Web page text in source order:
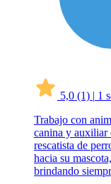
5,0 (1) | 1
Trabajo con
canina y auxiliar
rescatista de
hacia su
brindando